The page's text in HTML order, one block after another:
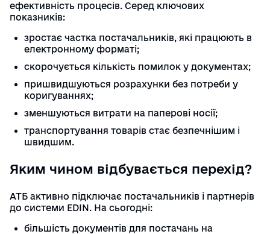
ефективність процесів. Серед ключових
показників:
зростає частка постачальників, які працюють в
електронному форматі;
скорочується кількість помилок у документах;
пришвидшуються розрахунки без потреби у
коригуваннях;
зменшуються витрати на паперові носії;
транспортування товарів стає безпечнішим і
швидшим.
Яким чином відбувається перехід?
АТБ активно підключає постачальників і партнерів
до системи EDIN. На сьогодні:
більшість документів для постачань на